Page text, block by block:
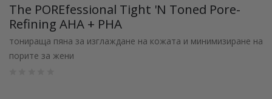
The POREfessional Tight 'N Toned Pore-
Refining AHA + PHA
тонираща пяна за изглаждане на кожата и минимизиране на
порите за жени